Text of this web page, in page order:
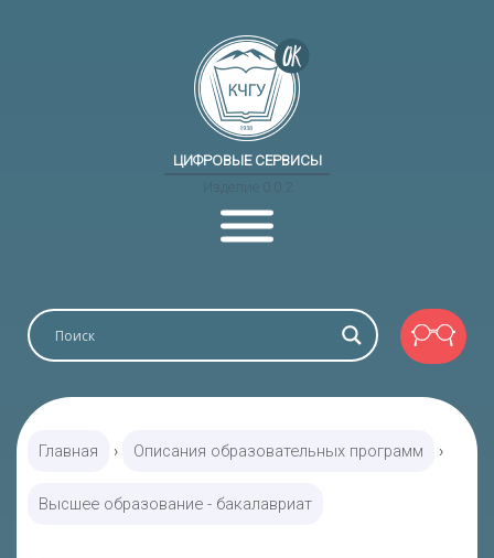
ЦИФРОВЫЕ СЕРВИСЫ
Главная › Описания образовательных программ ›
Высшее образование - бакалавриат